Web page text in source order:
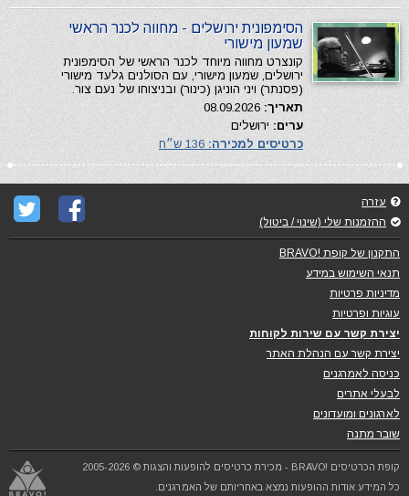
הסימפונית ירושלים - מחווה לכנר הראשי
שמעון מישורי
קונצרט מחווה מיוחד לכנר הראשי של הסימפונית
ירושלים, שמעון מישורי, עם הסולנים גלעד מישורי
(פסנתר) ויני הוניגן (כינור) ובניצוחו של נעם צור.
תאריך:
ערים: ירושלים
כרטיסים למכירה:
עזרה
ההזמנות שלי (שינוי / ביטול)
התקנון של קופת !BRAVO
תנאי השימוש במידע
מדיניות פרטיות
עוגיות ופרטיות
יצירת קשר עם שירות לקוחות
יצירת קשר עם הנהלת האתר
כניסה לאמרגנים
לבעלי אתרים
לארגונים ומועדונים
שובר מתנה
קופת הכרטיסים !BRAVO - מכירת כרטיסים להופעות והצגות © 2005-2026
כל המידע אודות ההופעות נמצא באחריותם של האמרגנים.